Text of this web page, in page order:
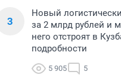
3
Новый
за 2 млрд рублей и
него отстроят в
подробности
5 905 5